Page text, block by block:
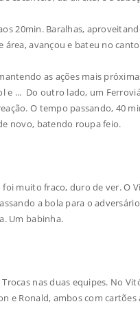
20min. Baralhas,
área, avançou e bateu no
as ações mais
e ... Do outro lado, um
O tempo passando, 40
novo, batendo roupa feio.
muito fraco, duro de ver. O
a bola para o
Um babinha.
Trocas nas duas equipes. No
e Ronald, ambos com